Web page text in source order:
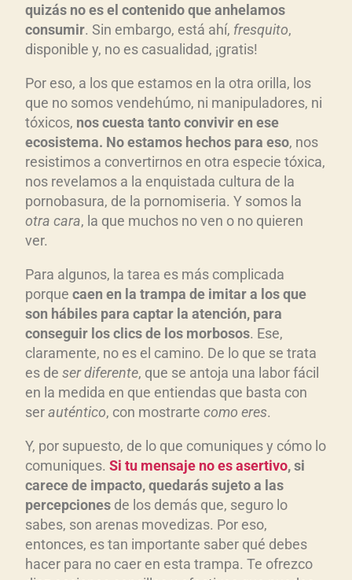
quizás no es el contenido que anhelamos
consumir. Sin embargo, está ahí, fresquito,
disponible y, no es casualidad, ¡gratis!
Por eso, a los que estamos en la otra orilla, los
que no somos vendehúmo, ni manipuladores, ni
tóxicos, nos cuesta tanto convivir en ese
ecosistema. No estamos hechos para eso, nos
resistimos a convertirnos en otra especie tóxica,
nos revelamos a la enquistada cultura de la
pornobasura, de la pornomiseria. Y somos la
otra cara, la que muchos no ven o no quieren
ver.
Para algunos, la tarea es más complicada
porque caen en la trampa de imitar a los que
son hábiles para captar la atención, para
conseguir los clics de los morbosos. Ese,
claramente, no es el camino. De lo que se trata
es de ser diferente, que se antoja una labor fácil
en la medida en que entiendas que basta con
serauténtico, con mostrarte como eres.
Y, por supuesto, de lo que comuniques y cómo lo
comuniques. Si tu mensaje no es asertivo, si
carece de impacto, quedarás sujeto a las
percepciones de los demás que, seguro lo
sabes, son arenas movedizas. Por eso,
entonces, es tan importante saber qué debes
hacer para no caer en esta trampa. Te ofrezco